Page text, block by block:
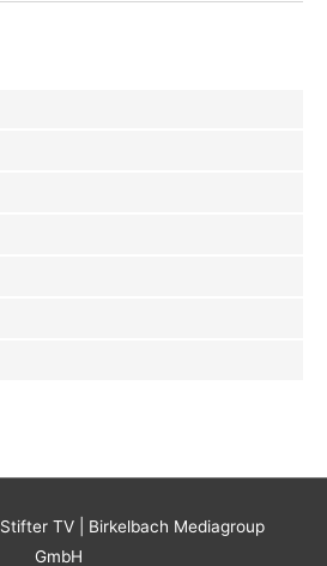
Stifter TV| Birkelbach Mediagroup
GmbH